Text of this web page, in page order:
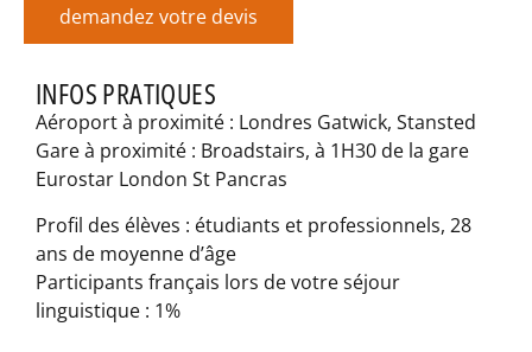
demandez votre devis
INFOS PRATIQUES
Aéroport à proximité : Londres Gatwick, Stansted
Gare à proximité : Broadstairs, à 1H30 de la gare
Eurostar London St Pancras
Profil des élèves : étudiants et professionnels, 28
ans de moyenne d’âge
Participants français lors de votre séjour
linguistique : 1%